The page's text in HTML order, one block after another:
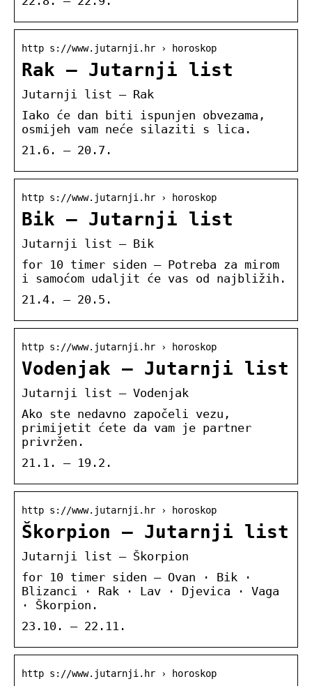
http s://www.jutarnji.hr › horoskop
Rak – Jutarnji list
Jutarnji list – Rak
Iako će dan biti ispunjen obvezama,
osmijeh vam neće silaziti s lica.
21.6. – 20.7.
http s://www.jutarnji.hr › horoskop
Bik – Jutarnji list
Jutarnji list – Bik
for 10 timer siden — Potreba za mirom
i samoćom udaljit će vas od najbližih.
21.4. – 20.5.
http s://www.jutarnji.hr › horoskop
Vodenjak – Jutarnji list
Jutarnji list – Vodenjak
Ako ste nedavno započeli vezu,
primijetit ćete da vam je partner
privržen.
21.1. – 19.2.
http s://www.jutarnji.hr › horoskop
Škorpion – Jutarnji list
Jutarnji list – Škorpion
for 10 timer siden — Ovan · Bik ·
Blizanci · Rak · Lav · Djevica · Vaga
· Škorpion.
23.10. – 22.11.
http s://www.jutarnji.hr › horoskop